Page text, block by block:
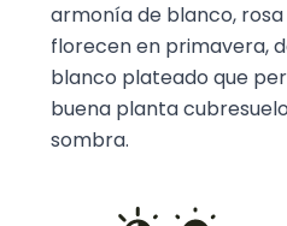
armonía de blanco,
florecen en primavera,
blanco plateado que
buena planta
sombra.